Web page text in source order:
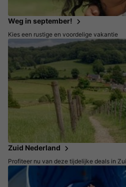
Weg in september!
Kies een rustige en voordelige vakantie
Zuid Nederland
Profiteer nu van deze tijdelijke deals in